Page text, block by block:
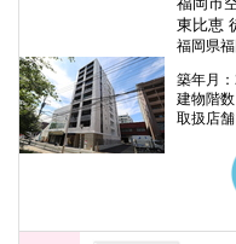
東比恵
福岡県
築年月
建物階
取扱店